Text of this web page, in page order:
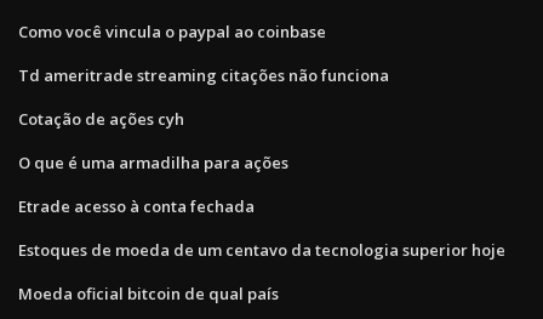
Como você vincula o paypal ao coinbase
Td ameritrade streaming citações não funciona
Cotação de ações cyh
O que é uma armadilha para ações
Etrade acesso à conta fechada
Estoques de moeda de um centavo da tecnologia superior hoje
Moeda oficial bitcoin de qual país